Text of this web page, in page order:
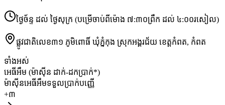
ថ្ងៃច័ន្ទ ដល់ ថ្ងៃសុក្រ (បម្រើចាប់ពីម៉ោង ៧:៣០ព្រឹក ដល់ ៤:០០រសៀល)
ផ្លូវជាតិលេខ៣១ ភូមិពោធិ៍ ឃុំភ្នំកុង ស្រុកអង្គរជ័យ ខេត្តកំពត, កំពត
ទាំងអស់
អេធីអឹម (ម៉ាស៊ីន ដាក់-ដកប្រាក់*)
ម៉ាស៊ីនអេធីអឹមទទួលប្រាក់បញ្ញើ
+៣